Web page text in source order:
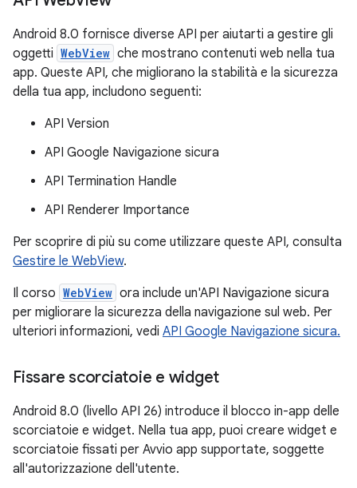
Android 8.0 fornisce diverse API per aiutarti a gestire gli
oggetti WebView che mostrano contenuti web nella tua
app. Queste API, che migliorano la stabilità e la sicurezza
della tua app, includono seguenti:
API Version
API Google Navigazione sicura
API Termination Handle
API Renderer Importance
Per scoprire di più su come utilizzare queste API, consulta
Gestire le WebView.
Il corso WebView ora include un'API Navigazione sicura
per migliorare la sicurezza della navigazione sul web. Per
ulteriori informazioni, vedi API Google Navigazione sicura.
Fissare scorciatoie e widget
Android 8.0 (livello API 26) introduce il blocco in-app delle
scorciatoie e widget. Nella tua app, puoi creare widget e
scorciatoie fissati per Avvio app supportate, soggette
all'autorizzazione dell'utente.